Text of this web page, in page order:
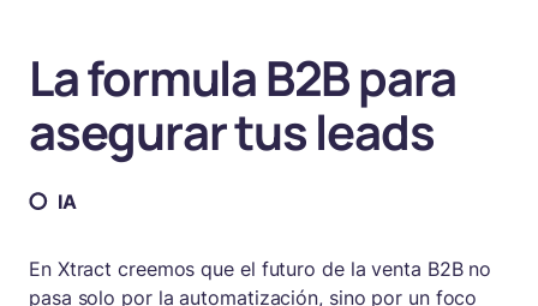
La formula B2B para
asegurar tus leads
IA
En Xtract creemos que el futuro de la venta B2B no
pasa solo por la automatización, sino por un foco